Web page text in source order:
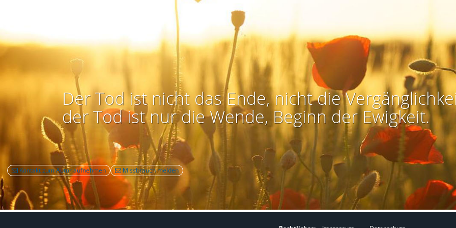
Der Tod ist nicht das Ende, nicht die
der Tod ist nur die Wende, Beginn der Ewigkeit.
Kontakt zum Autor aufnehmen Missbrauch melden